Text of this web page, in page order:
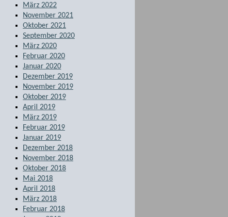
März 2022
November 2021
Oktober 2021
September 2020
März 2020
Februar 2020
Januar 2020
Dezember 2019
November 2019
Oktober 2019
April 2019
März 2019
Februar 2019
Januar 2019
Dezember 2018
November 2018
Oktober 2018
Mai 2018
April 2018
März 2018
Februar 2018